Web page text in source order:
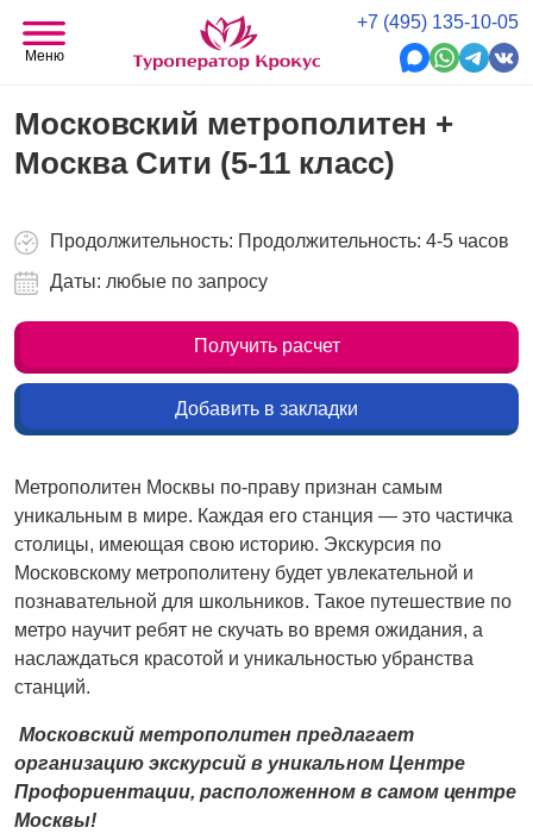
+7 (495) 135-10-05
Меню
Московский метрополитен +
Москва Сити (5-11 класс)
Продолжительность: Продолжительность: 4-5 часов
Даты: любые по запросу
Получить расчет
Добавить в закладки
Метрополитен Москвы по-праву признан самым
уникальным в мире. Каждая его станция — это частичка
столицы, имеющая свою историю. Экскурсия по
Московскому метрополитену будет увлекательной и
познавательной для школьников. Такое путешествие по
метро научит ребят не скучать во время ожидания, а
наслаждаться красотой и уникальностью убранства
станций.
Московский метрополитен предлагает
организацию экскурсий в уникальном Центре
Профориентации, расположенном в самом центре
Москвы!